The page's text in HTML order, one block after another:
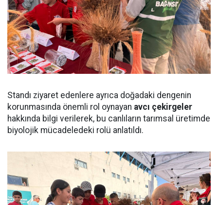
Standı ziyaret edenlere ayrıca doğadaki dengenin
korunmasında önemli rol oynayan avcı çekirgeler
hakkında bilgi verilerek, bu canlıların tarımsal üretimde
biyolojik mücadeledeki rolü anlatıldı.